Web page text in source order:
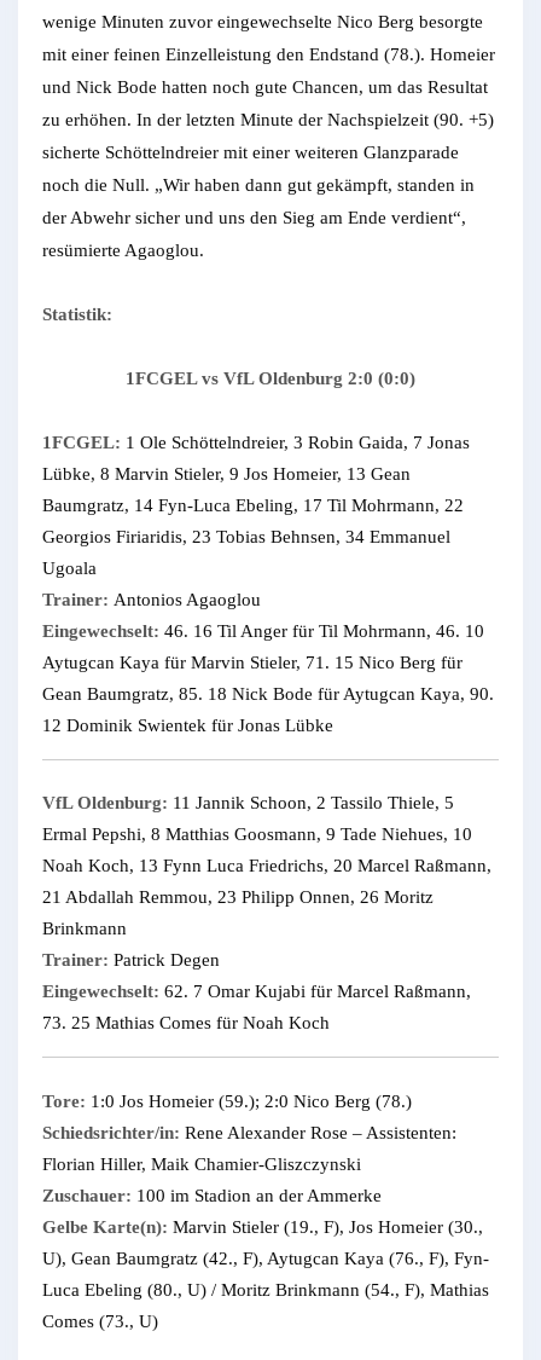
wenige Minuten zuvor eingewechselte Nico Berg besorgte
mit einer feinen Einzelleistung den Endstand (78.). Homeier
und Nick Bode hatten noch gute Chancen, um das Resultat
zu erhöhen. In der letzten Minute der Nachspielzeit (90. +5)
sicherte Schöttelndreier mit einer weiteren Glanzparade
noch die Null. „Wir haben dann gut gekämpft, standen in
der Abwehr sicher und uns den Sieg am Ende verdient“,
resümierte Agaoglou.
Statistik:
1FCGEL vs VfL Oldenburg 2:0 (0:0)
1FCGEL: 1 Ole Schöttelndreier, 3 Robin Gaida, 7 Jonas
Lübke, 8 Marvin Stieler, 9 Jos Homeier, 13 Gean
Baumgratz, 14 Fyn-Luca Ebeling, 17 Til Mohrmann, 22
Georgios Firiaridis, 23 Tobias Behnsen, 34 Emmanuel
Ugoala
Trainer: Antonios Agaoglou
Eingewechselt: 46. 16 Til Anger für Til Mohrmann, 46. 10
Aytugcan Kaya für Marvin Stieler, 71. 15 Nico Berg für
Gean Baumgratz, 85. 18 Nick Bode für Aytugcan Kaya, 90.
12 Dominik Swientek für Jonas Lübke
VfL Oldenburg: 11 Jannik Schoon, 2 Tassilo Thiele, 5
Ermal Pepshi, 8 Matthias Goosmann, 9 Tade Niehues, 10
Noah Koch, 13 Fynn Luca Friedrichs, 20 Marcel Raßmann,
21 Abdallah Remmou, 23 Philipp Onnen, 26 Moritz
Brinkmann
Trainer: Patrick Degen
Eingewechselt: 62. 7 Omar Kujabi für Marcel Raßmann,
73. 25 Mathias Comes für Noah Koch
Tore: 1:0 Jos Homeier (59.); 2:0 Nico Berg (78.)
Schiedsrichter/in: Rene Alexander Rose – Assistenten:
Florian Hiller, Maik Chamier-Gliszczynski
Zuschauer: 100 im Stadion an der Ammerke
Gelbe Karte(n): Marvin Stieler (19., F), Jos Homeier (30.,
U), Gean Baumgratz (42., F), Aytugcan Kaya (76., F), Fyn-
Luca Ebeling (80., U) / Moritz Brinkmann (54., F), Mathias
Comes (73., U)